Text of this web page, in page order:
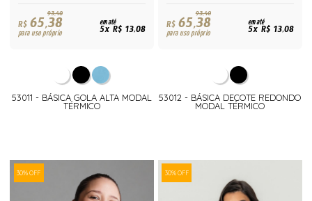
93,40
R$65,38
para uso próprio
em até
5x R$ 13,08
53011 - BÁSICA GOLA ALTA MODAL
TÉRMICO
93,40
R$65,38
para uso próprio
em até
5x R$ 13,08
53012 - BÁSICA DECOTE REDONDO
MODAL TÉRMICO
30% OFF 30% OFF